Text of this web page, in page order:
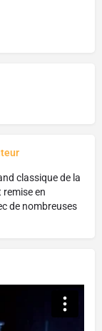
classique de la
en
de nombreuses